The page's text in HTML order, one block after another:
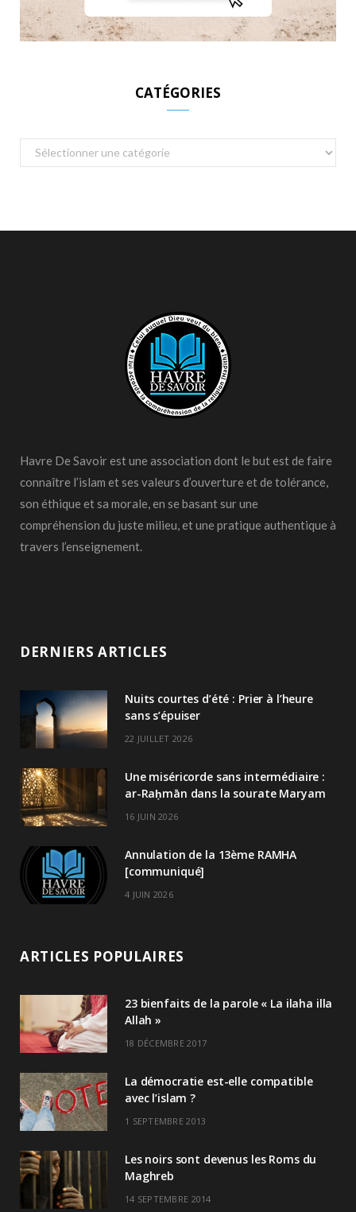
CATÉGORIES
Catégories
Havre De Savoir est une association dont le but est de faire
connaître l’islam et ses valeurs d’ouverture et de tolérance,
son éthique et sa morale, en se basant sur une
compréhension du juste milieu, et une pratique authentique à
travers l’enseignement.
DERNIERS ARTICLES
Nuits courtes d’été : Prier à l’heure
sans s’épuiser
22 JUILLET 2026
Une miséricorde sans intermédiaire :
ar-Raḥmān dans la sourate Maryam
16 JUIN 2026
Annulation de la 13ème RAMHA
[communiqué]
4 JUIN 2026
ARTICLES POPULAIRES
23 bienfaits de la parole « La ilaha illa
Allah »
18 DÉCEMBRE 2017
La démocratie est-elle compatible
avec l’islam ?
1 SEPTEMBRE 2013
Les noirs sont devenus les Roms du
Maghreb
14 SEPTEMBRE 2014